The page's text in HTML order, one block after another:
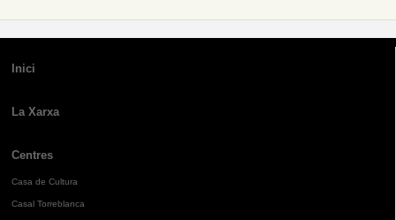
Inici
La Xarxa
Centres
Casa de Cultura
Casal Torreblanca